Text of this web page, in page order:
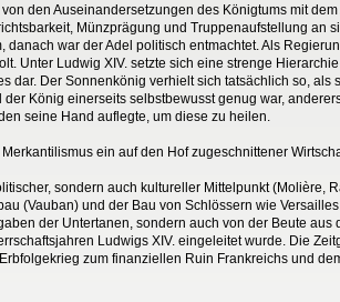
den Auseinandersetzungen des Königtums mit
Münzprägung und Truppenaufstellung an
war der Adel politisch entmachtet. Als
Unter Ludwig XIV. setzte sich eine strenge
dar. Der Sonnenkönig verhielt sich tatsächlich so,
König einerseits selbstbewusst genug war,
seine Hand auflegte, um diese zu heilen.
ein auf den Hof zugeschnittener
sondern auch kultureller Mittelpunkt (Molière,
(Vauban) und der Bau von Schlössern wie
der Untertanen, sondern auch von der Beute
Ludwigs XIV. eingeleitet wurde. Die
zum finanziellen Ruin Frankreichs und